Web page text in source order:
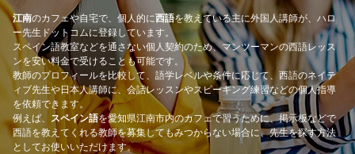
江南のカフェや自宅で、個人的に西語を教えている主に外国人講師が、ハロ
ー先生ドットコムに登録しています。
スペイン語教室などを通さない個人契約のため、マンツーマンの西語レッス
ンを安い料金で受けることも可能です。
教師のプロフィールを比較して、語学レベルや条件に応じて、西語のネイテ
ィブ先生や日本人講師に、会話レッスンやスピーキング練習などの個人指導
を依頼できます。
例えば、 スペイン語を愛知県江南市内のカフェで習うために、掲示板などで
西語を教えてくれる教師を募集してもみつからない場合に、先生を探す方法
としてお使いいただけます。